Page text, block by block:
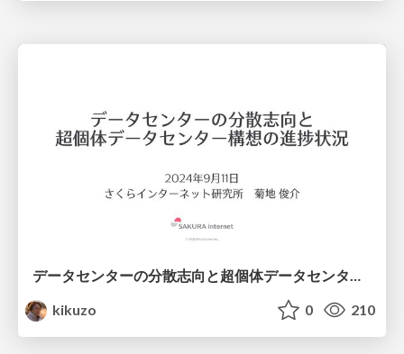
データセンターの分散志向と超個体データセンター構想の進捗状況
kikuzo
0 210